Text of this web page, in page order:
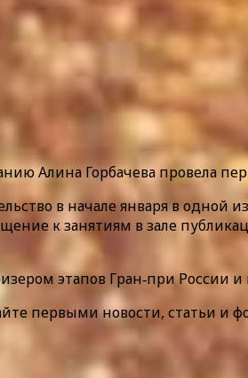
Алина Горбачева провела
в начале января в одной
к занятиям в зале
этапов Гран‑при России
первыми новости, статьи и